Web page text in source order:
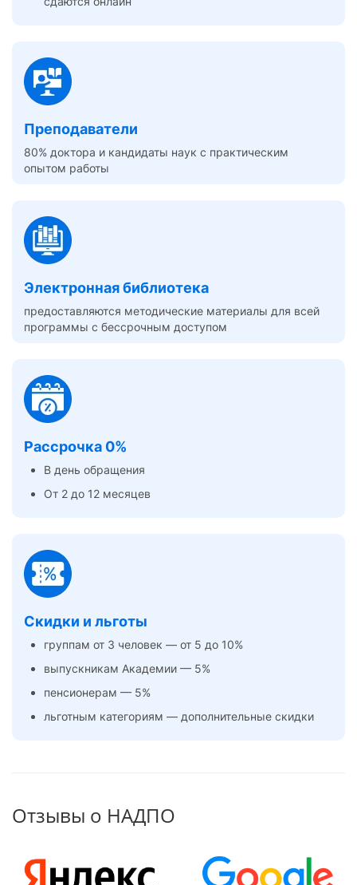
Преподаватели
80% доктора и кандидаты наук с практическим
опытом работы
Электронная библиотека
предоставляются методические материалы для всей
программы с бессрочным доступом
Рассрочка 0%
В день обращения
От 2 до 12 месяцев
Скидки и льготы
группам от 3 человек — от 5 до 10%
выпускникам Академии — 5%
пенсионерам — 5%
льготным категориям — дополнительные скидки
Отзывы о НАДПО